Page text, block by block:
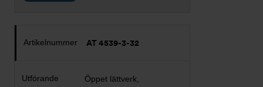
AT 4539-3-32
Öppet lättverk,